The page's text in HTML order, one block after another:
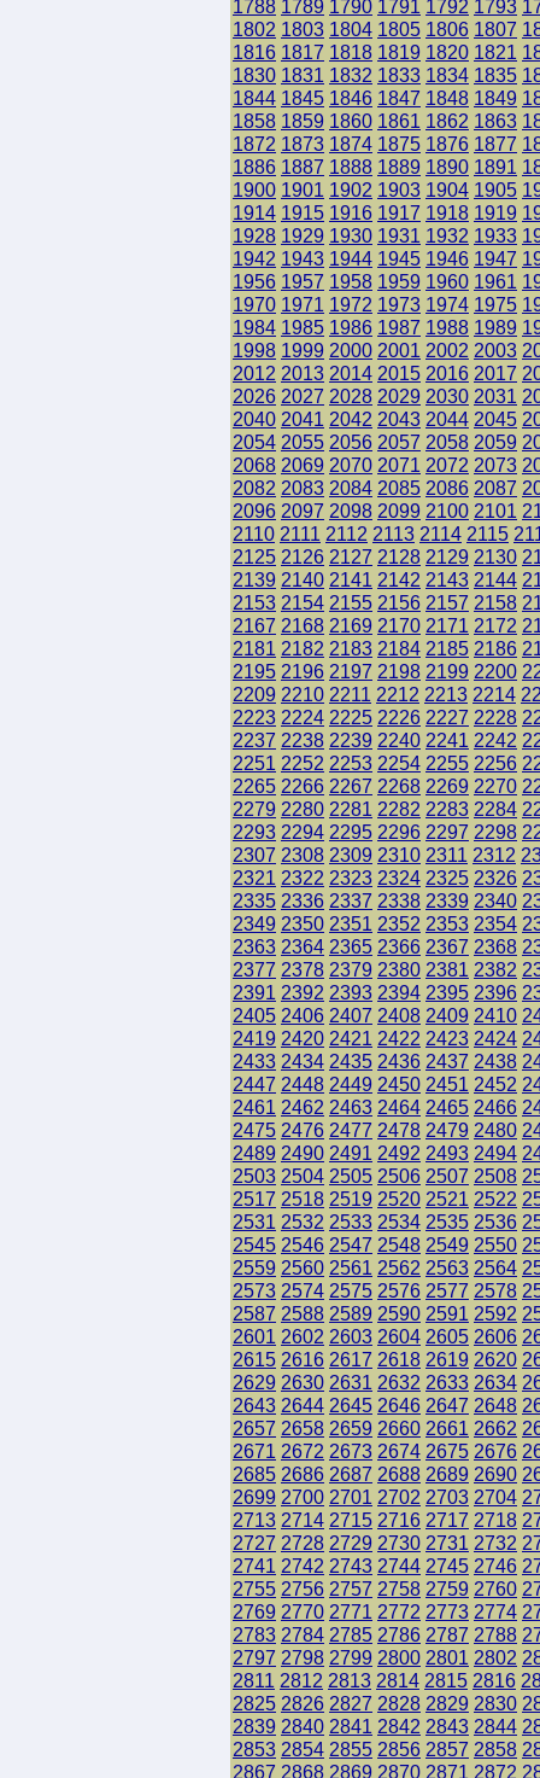
1788 1789 1790 1791 1792 1793
1802 1803 1804 1805 1806 1807
1816 1817 1818 1819 1820 1821
1830 1831 1832 1833 1834 1835
1844 1845 1846 1847 1848 1849
1858 1859 1860 1861 1862 1863
1872 1873 1874 1875 1876 1877
1886 1887 1888 1889 1890 1891
1900 1901 1902 1903 1904 1905
1914 1915 1916 1917 1918 1919
1928 1929 1930 1931 1932 1933
1942 1943 1944 1945 1946 1947
1956 1957 1958 1959 1960 1961
1970 1971 1972 1973 1974 1975
1984 1985 1986 1987 1988 1989
1998 1999 2000 2001 2002 2003
2012 2013 2014 2015 2016 2017
2026 2027 2028 2029 2030 2031
2040 2041 2042 2043 2044 2045
2054 2055 2056 2057 2058 2059
2068 2069 2070 2071 2072 2073
2082 2083 2084 2085 2086 2087
2096 2097 2098 2099 2100 2101
2110 2111 2112 2113 2114 2115
2125 2126 2127 2128 2129 2130
2139 2140 2141 2142 2143 2144
2153 2154 2155 2156 2157 2158
2167 2168 2169 2170 2171 2172
2181 2182 2183 2184 2185 2186
2195 2196 2197 2198 2199 2200
2209 2210 2211 2212 2213 2214
2223 2224 2225 2226 2227 2228
2237 2238 2239 2240 2241 2242
2251 2252 2253 2254 2255 2256
2265 2266 2267 2268 2269 2270
2279 2280 2281 2282 2283 2284
2293 2294 2295 2296 2297 2298
2307 2308 2309 2310 2311 2312
2321 2322 2323 2324 2325 2326
2335 2336 2337 2338 2339 2340
2349 2350 2351 2352 2353 2354
2363 2364 2365 2366 2367 2368
2377 2378 2379 2380 2381 2382
2391 2392 2393 2394 2395 2396
2405 2406 2407 2408 2409 2410
2419 2420 2421 2422 2423 2424
2433 2434 2435 2436 2437 2438
2447 2448 2449 2450 2451 2452
2461 2462 2463 2464 2465 2466
2475 2476 2477 2478 2479 2480
2489 2490 2491 2492 2493 2494
2503 2504 2505 2506 2507 2508
2517 2518 2519 2520 2521 2522
2531 2532 2533 2534 2535 2536
2545 2546 2547 2548 2549 2550
2559 2560 2561 2562 2563 2564
2573 2574 2575 2576 2577 2578
2587 2588 2589 2590 2591 2592
2601 2602 2603 2604 2605 2606
2615 2616 2617 2618 2619 2620
2629 2630 2631 2632 2633 2634
2643 2644 2645 2646 2647 2648
2657 2658 2659 2660 2661 2662
2671 2672 2673 2674 2675 2676
2685 2686 2687 2688 2689 2690
2699 2700 2701 2702 2703 2704
2713 2714 2715 2716 2717 2718
2727 2728 2729 2730 2731 2732
2741 2742 2743 2744 2745 2746
2755 2756 2757 2758 2759 2760
2769 2770 2771 2772 2773 2774
2783 2784 2785 2786 2787 2788
2797 2798 2799 2800 2801 2802
2811 2812 2813 2814 2815 2816
2825 2826 2827 2828 2829 2830
2839 2840 2841 2842 2843 2844
2853 2854 2855 2856 2857 2858
2867 2868 2869 2870 2871 2872